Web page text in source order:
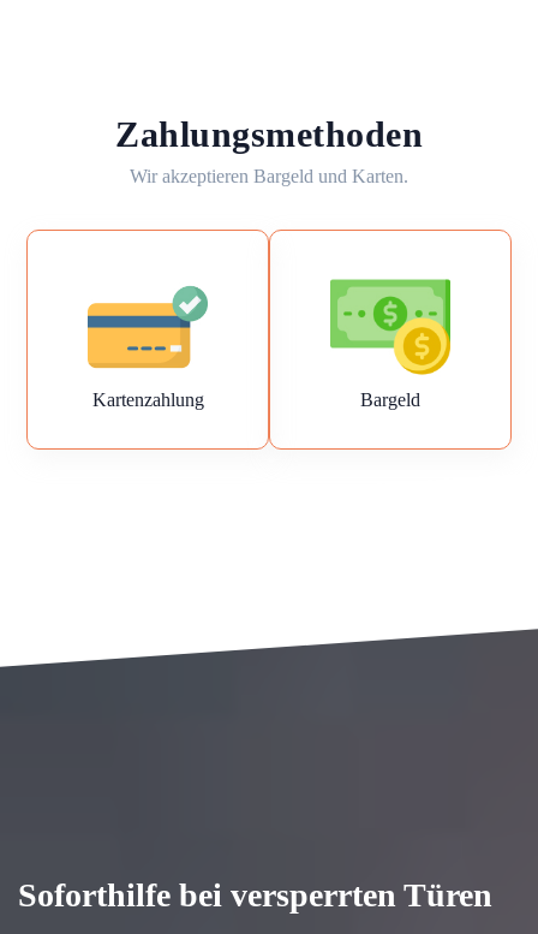
Zahlungsmethoden
Wir akzeptieren Bargeld und Karten.
Kartenzahlung Bargeld
Soforthilfe bei versperrten Türen